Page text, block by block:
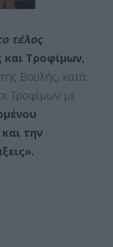
τέλος
και Τροφίμων,
Βουλής, κατά
Τροφίμων με
την